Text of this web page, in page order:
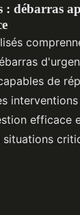
: débarras
de
efficace